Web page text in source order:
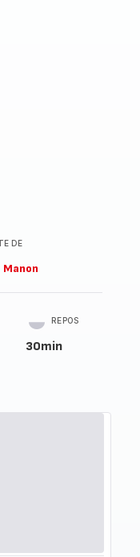
DE
Manon
REPOS
30min